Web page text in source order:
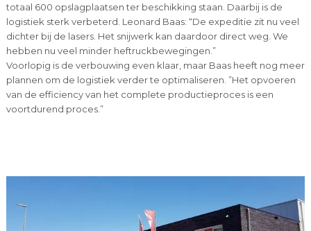
totaal 600 opslagplaatsen ter beschikking staan. Daarbij is de
logistiek sterk verbeterd. Leonard Baas: “De expeditie zit nu veel
dichter bij de lasers. Het snijwerk kan daardoor direct weg. We
hebben nu veel minder heftruckbewegingen.”
Voorlopig is de verbouwing even klaar, maar Baas heeft nog meer
plannen om de logistiek verder te optimaliseren. ”Het opvoeren
van de efficiency van het complete productieproces is een
voortdurend proces.”